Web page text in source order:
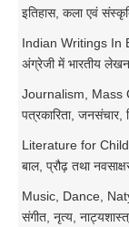
इतिहास, कला एवं
Indian Writings In
अंग्रेजी में भारतीय लेखन
Journalism, Mass
पत्रकारिता, जनसंचार,
Literature for
बाल, प्रौढ़ तथा
Music, Dance,
संगीत, नृत्य,